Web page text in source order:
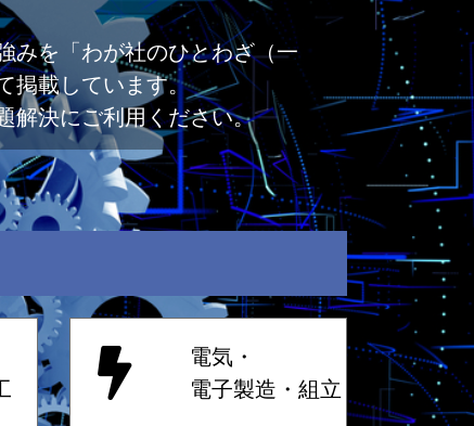
みを「わが社のひとわざ（一
掲載しています。
解決にご利用ください。
電気・
電子製造・組立